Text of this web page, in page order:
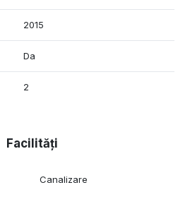
2015
Da
2
Facilități
Canalizare